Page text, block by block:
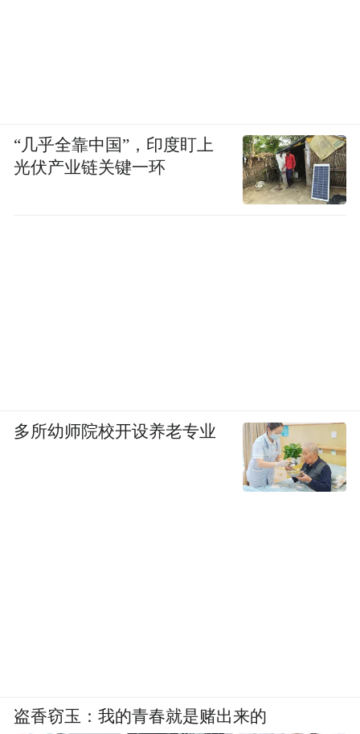
“几乎全靠中国”，印度盯上
光伏产业链关键一环
多所幼师院校开设养老专业
盗香窃玉：我的青春就是赌出来的